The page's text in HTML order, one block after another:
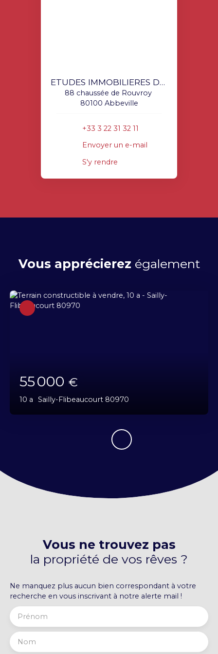
ETUDES IMMOBILIERES DOUCHIN
88 chaussée de Rouvroy
80100 Abbeville
+33 3 22 31 32 11
Envoyer un e-mail
S'y rendre
Vous apprécierez également
55 000 €
10 a Sailly-Flibeaucourt 80970
Vous ne trouvez pas
la propriété de vos rêves ?
Ne manquez plus aucun bien correspondant à votre
recherche en vous inscrivant à notre alerte mail !
Prénom
Nom